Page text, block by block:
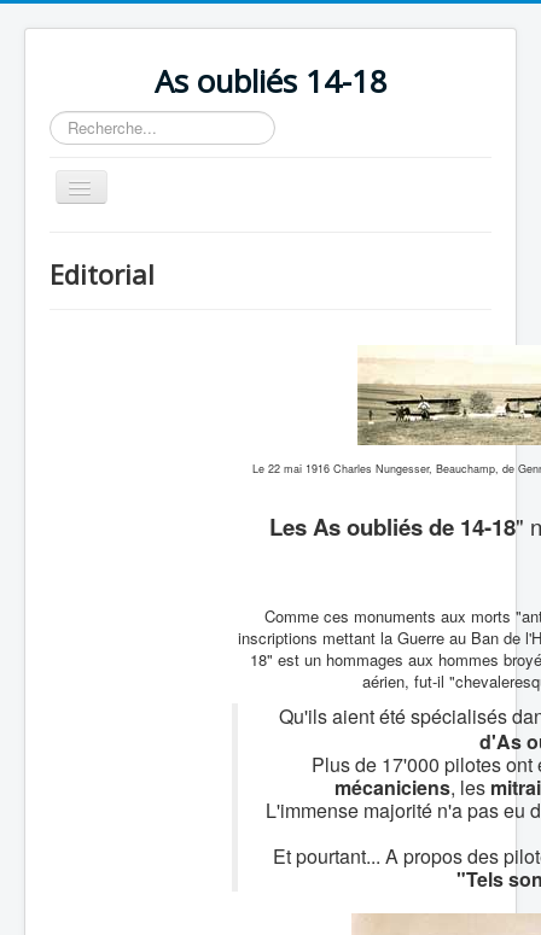
As oubliés 14-18
Rechercher
Basculer
la
Chronologie
Editorial
Le 22 mai 1916 Charles Nungesser, Beauchamp, de
Les As oubliés de 14-18"
Comme ces monuments aux morts
inscriptions mettant la Guerre au Ban de
18" est un hommages aux hommes
aérien, fut-il
Qu'ils aient été spécialisés
d'As
Plus de 17'000 pilotes
mécaniciens, les
L'immense majorité n'a pas eu
Et pourtant... A propos des
"Tels